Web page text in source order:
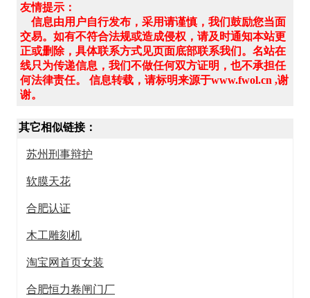
友情提示：
信息由用户自行发布，采用请谨慎，我们鼓励您当面
交易。如有不符合法规或造成侵权，请及时通知本站更
正或删除，具体联系方式见页面底部联系我们。名站在
线只为传递信息，我们不做任何双方证明，也不承担任
何法律责任。 信息转载，请标明来源于www.fwol.cn ,谢
谢。
其它相似链接：
苏州刑事辩护
软膜天花
合肥认证
木工雕刻机
淘宝网首页女装
合肥恒力卷闸门厂